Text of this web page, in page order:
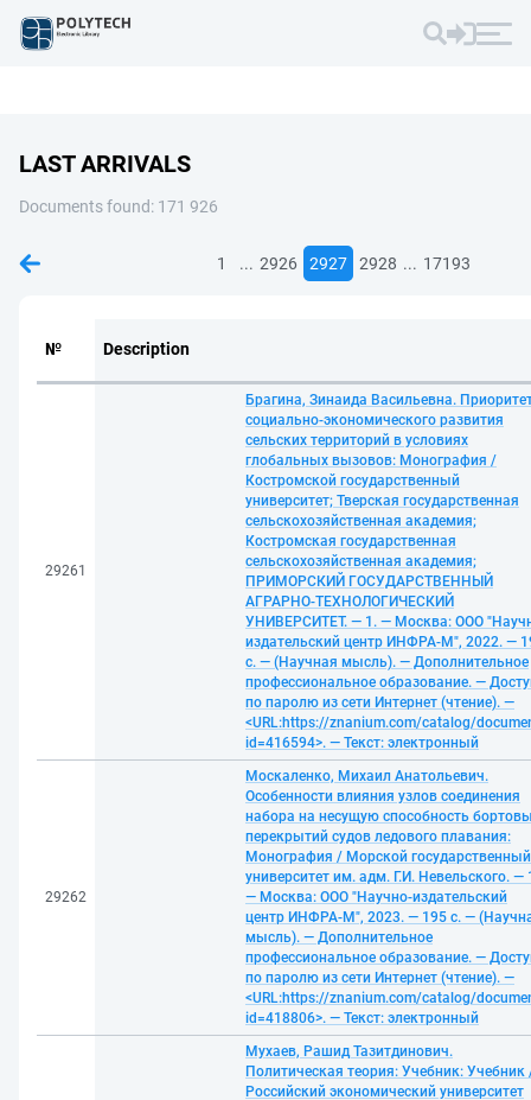
LAST ARRIVALS
Documents found: 171 926
1 ... 2926 2927 2928 ... 17193
№ Description
29261
Брагина, Зинаида Васильевна.
социально-экономического развития
сельских территорий в условиях
глобальных вызовов: Монография /
Костромской государственный
университет; Тверская государственная
сельскохозяйственная академия;
Костромская государственная
сельскохозяйственная академия;
ПРИМОРСКИЙ ГОСУДАРСТВЕННЫЙ
АГРАРНО-ТЕХНОЛОГИЧЕСКИЙ
УНИВЕРСИТЕТ. — 1. — Москва: ООО
издательский центр ИНФРА-М", 2022. —
с. — (Научная мысль). — Дополнительное
профессиональное образование. —
по паролю из сети Интернет (чтение). —
<URL:https://znanium.com/catalog/
id=416594>. — Текст: электронный
29262
Москаленко, Михаил Анатольевич.
Особенности влияния узлов соединения
набора на несущую способность
перекрытий судов ледового плавания:
Монография / Морской государственный
университет им. адм. Г.И. Невельского. —
— Москва: ООО "Научно-издательский
центр ИНФРА-М", 2023. — 195 с. —
мысль). — Дополнительное
профессиональное образование. —
по паролю из сети Интернет (чтение). —
<URL:https://znanium.com/catalog/
id=418806>. — Текст: электронный
Мухаев, Рашид Тазитдинович.
Политическая теория: Учебник: Учебник
Российский экономический университет